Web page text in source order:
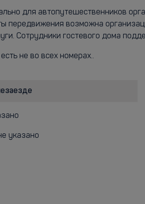
для автопутешественников
возможна
Сотрудники гостевого дома
не во всех номерах..
указано